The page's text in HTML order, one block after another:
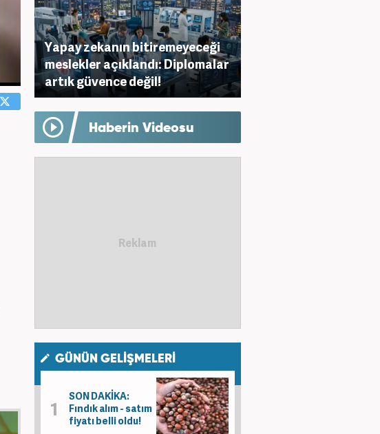
Yapay zekanın bitiremeyeceği
meslekler açıklandı: Diplomalar
artık güvence değil!
Haberin Videosu
GÜNÜN GELİŞMELERİ
SON DAKİKA:
Fındık alım - satım
fiyatı belli oldu!